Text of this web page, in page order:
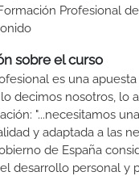
Profesional
sobre el curso
es una
decimos nosotros, lo
"...necesitamos
y adaptada a las
de España
desarrollo personal y